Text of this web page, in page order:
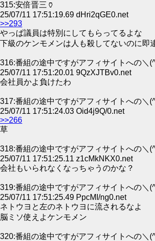
315:安倍晋三🏺
25/07/11 17:51:19.69 dHri2qGE0.net
>>293
やっぱ議員は特別にしてもらってるよな
下級のケンモメンは人も殺してないのに即
316:番組の途中ですがアフィサイトへの＼
25/07/11 17:51:20.01 9QzXJTBv0.net
会社員かよ負けたわ
317:番組の途中ですがアフィサイトへの＼
25/07/11 17:51:24.03 Oid4j9Q/0.net
>>266
草
318:番組の途中ですがアフィサイトへの＼
25/07/11 17:51:25.11 z1cMkNKX0.net
会社もいられなくなっちゃうのかな？
319:番組の途中ですがアフィサイトへの＼
25/07/11 17:51:25.49 PpcMI/ng0.net
ネトウヨと左のネトウヨに流されるなよ
脳ミソ使えよケンモメン
320:番組の途中ですがアフィサイトへの＼